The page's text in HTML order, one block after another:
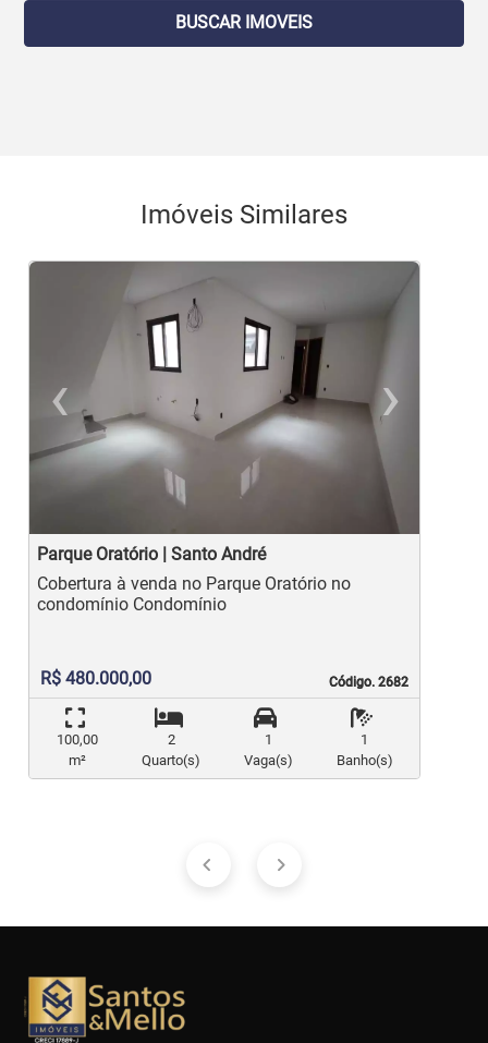
BUSCAR IMOVEIS
Imóveis Similares
‹
Previous
›
Parque Oratório | Santo André
Código. 2682
Código. 2682
Cobertura à venda no Parque Oratório no
condomínio Condomínio
R$ 480.000,00
100,00
m²
2
Quarto(s)
1
Vaga(s)
1
Banho(s)